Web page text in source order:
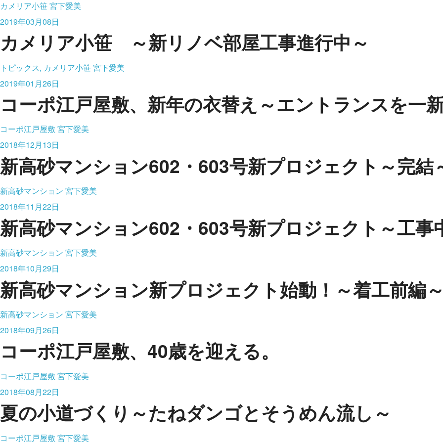
カメリア小笹宮下愛美
2019年03月08日
カメリア小笹 ～新リノベ部屋工事進行中～
トピックス, カメリア小笹宮下愛美
2019年01月26日
コーポ江戸屋敷、新年の衣替え～エントランスを一
コーポ江戸屋敷 宮下愛美
2018年12月13日
新高砂マンション602・603号新プロジェクト～完結
新高砂マンション 宮下愛美
2018年11月22日
新高砂マンション602・603号新プロジェクト～工事
新高砂マンション 宮下愛美
2018年10月29日
新高砂マンション新プロジェクト始動！～着工前編～
新高砂マンション 宮下愛美
2018年09月26日
コーポ江戸屋敷、40歳を迎える。
コーポ江戸屋敷 宮下愛美
2018年08月22日
夏の小道づくり～たねダンゴとそうめん流し～
コーポ江戸屋敷 宮下愛美